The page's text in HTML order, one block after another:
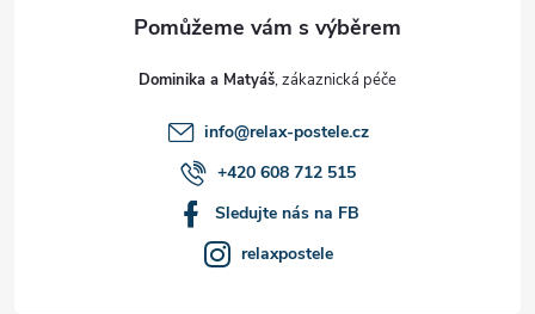
Dominika a Matyáš
info@relax-postele.cz
+420 608 712 515
Sledujte nás na FB
relaxpostele